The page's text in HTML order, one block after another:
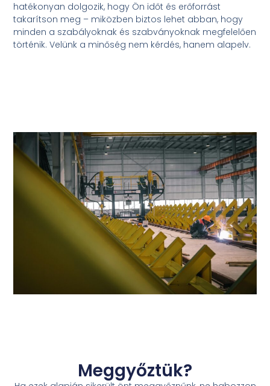
hatékonyan dolgozik, hogy Ön időt és erőforrást
takarítson meg – miközben biztos lehet abban, hogy
minden a szabályoknak és szabványoknak megfelelően
történik. Velünk a minőség nem kérdés, hanem alapelv.
Meggyőztük?